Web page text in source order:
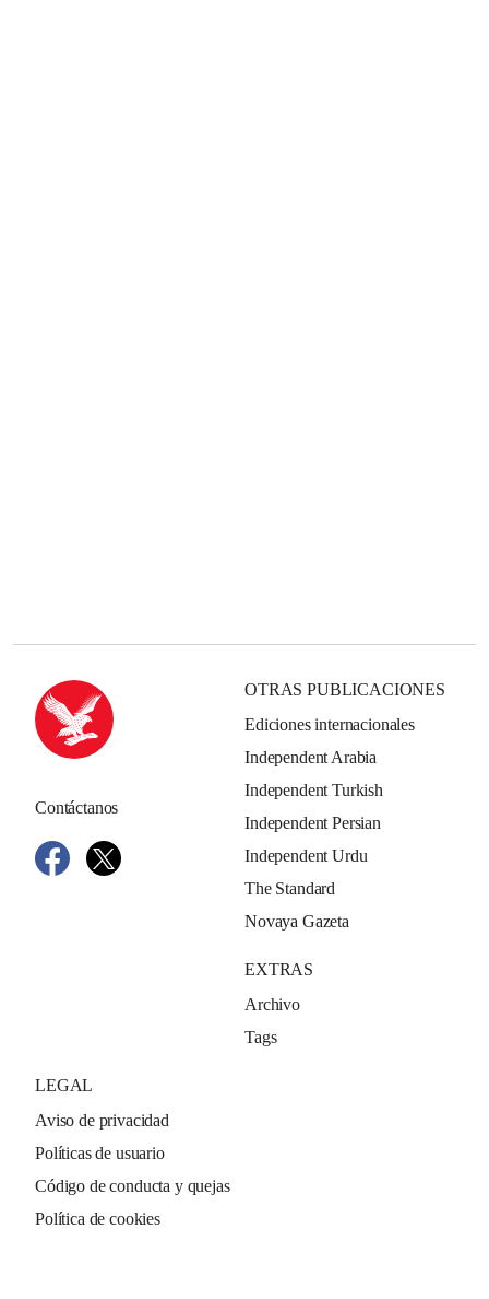
Contáctanos
OTRAS PUBLICACIONES
Ediciones internacionales
Independent Arabia
Independent Turkish
Independent Persian
Independent Urdu
The Standard
Novaya Gazeta
EXTRAS
Archivo
Tags
LEGAL
Aviso de privacidad
Políticas de usuario
Código de conducta y quejas
Política de cookies